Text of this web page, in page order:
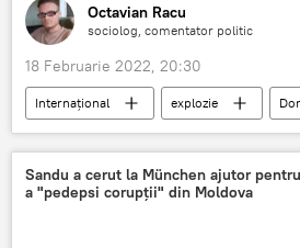
Octavian Racu
sociolog, comentator politic
18 Februarie 2022, 20:30
Internațional explozie
automobil
Sandu a cerut la München ajutor pentru
a "pedepsi corupții" din Moldova